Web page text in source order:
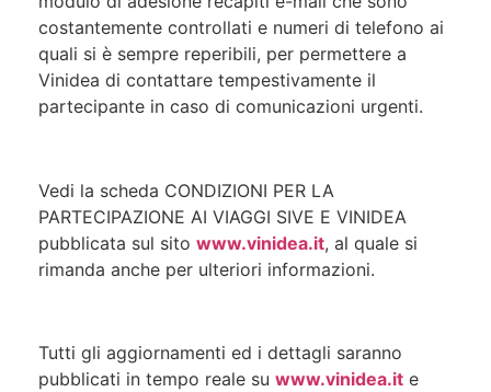
costantemente controllati e numeri di telefono ai
quali si è sempre reperibili, per permettere a
Vinidea di contattare tempestivamente il
partecipante in caso di comunicazioni urgenti.
Vedi la scheda CONDIZIONI PER LA
PARTECIPAZIONE AI VIAGGI SIVE E VINIDEA
pubblicata sul sito www.vinidea.it, al quale si
rimanda anche per ulteriori informazioni.
Tutti gli aggiornamenti ed i dettagli saranno
pubblicati in tempo reale su www.vinidea.it e